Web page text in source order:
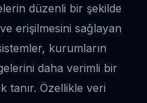
düzenli bir şekilde
erişilmesini sağlayan
kurumların
daha verimli bir
tanır. Özellikle veri